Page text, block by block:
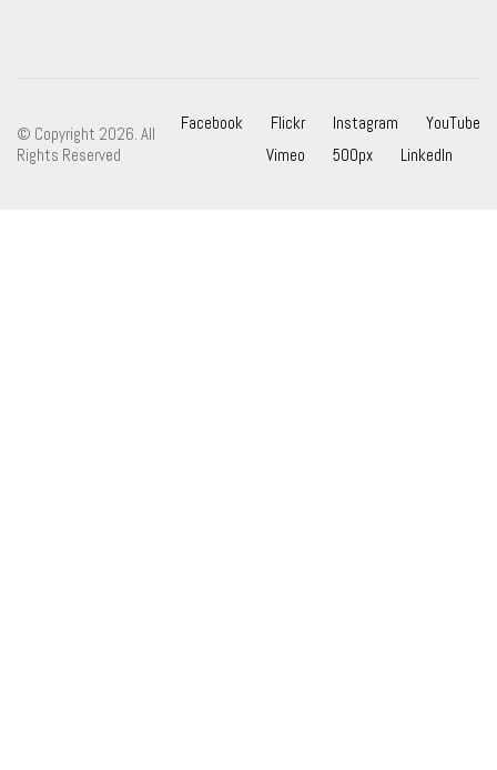
Facebook Flickr Instagram
YouTube
Vimeo
500px LinkedIn
© Copyright 2026. All
Rights Reserved